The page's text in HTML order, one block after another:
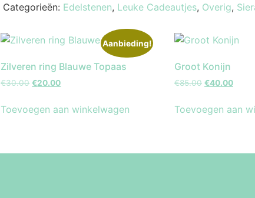
Categorieën: Edelstenen, Leuke Cadeautjes, Overig,
Aanbieding!
Zilveren ring Blauwe Topaas
€30.00 €20.00
Toevoegen aan winkelwagen
Groot Konijn
€85.00 €40.00
Toevoegen aan